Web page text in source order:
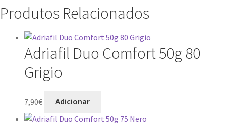
Produtos Relacionados
Adriafil Duo Comfort 50g 80
Grigio
7,90€ Adicionar